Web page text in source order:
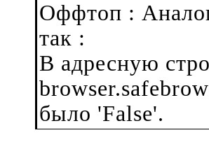
Оффтоп :
так :
В адресную
было 'False'.